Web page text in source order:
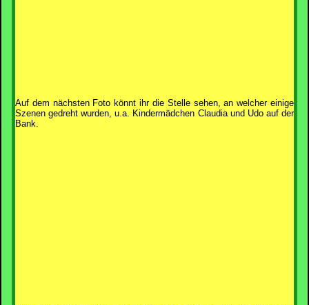
Auf dem nächsten Foto könnt ihr die Stelle sehen, an welcher einige
Szenen gedreht wurden, u.a. Kindermädchen Claudia und Udo auf der
Bank.